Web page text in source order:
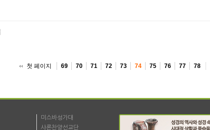
첫 페이지 69 70 71 72 73 74 75 76 77 78
미스바성가대
샤론찬양선교단